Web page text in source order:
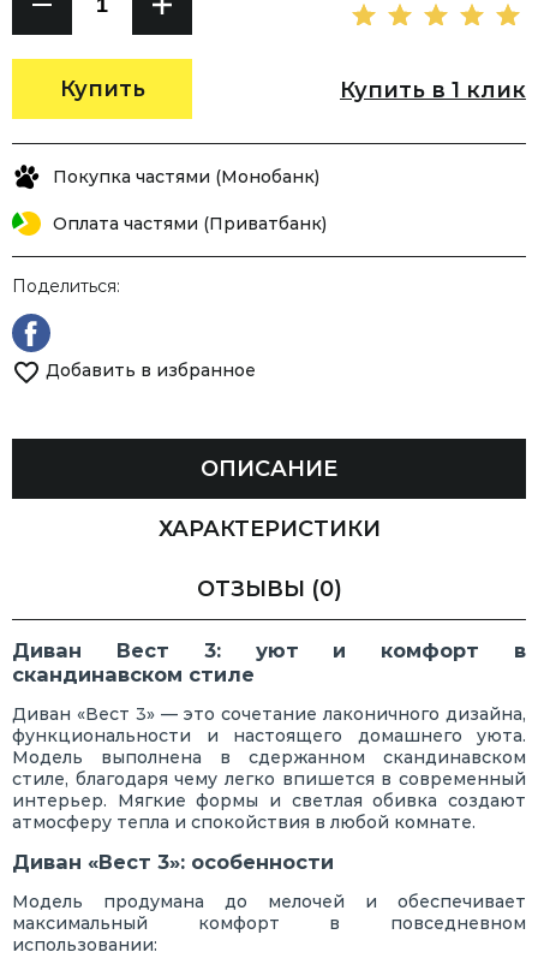
Купить Купить в 1 клик
Покупка частями (Монобанк)
Оплата частями (Приватбанк)
Поделиться:
Добавить в избранное
ОПИСАНИЕ
ХАРАКТЕРИСТИКИ
ОТЗЫВЫ (0)
Диван Вест 3: уют и комфорт в
скандинавском стиле
Диван «Вест 3» — это сочетание лаконичного дизайна,
функциональности и настоящего домашнего уюта.
Модель выполнена в сдержанном скандинавском
стиле, благодаря чему легко впишется в современный
интерьер. Мягкие формы и светлая обивка создают
атмосферу тепла и спокойствия в любой комнате.
Диван «Вест 3»: особенности
Модель продумана до мелочей и обеспечивает
максимальный комфорт в повседневном
использовании: